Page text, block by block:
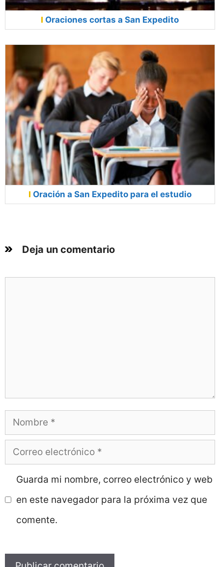
Oraciones cortas a San Expedito
Oración a San Expedito para el estudio
Deja un comentario
Nombre
Correo
Guarda mi nombre, correo electrónico y web
en este navegador para la próxima vez que
comente.